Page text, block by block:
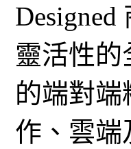
靈活性
的端對
作、雲端